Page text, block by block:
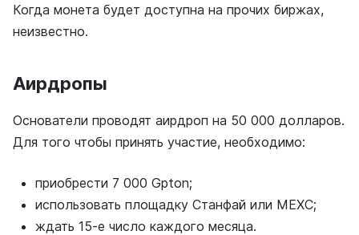
Когда монета будет доступна на прочих биржах,
неизвестно.
Аирдропы
Основатели проводят аирдроп на 50 000 долларов.
Для того чтобы принять участие, необходимо:
приобрести 7 000 Gpton;
использовать площадку Станфай или MEXC;
ждать 15-е число каждого месяца.